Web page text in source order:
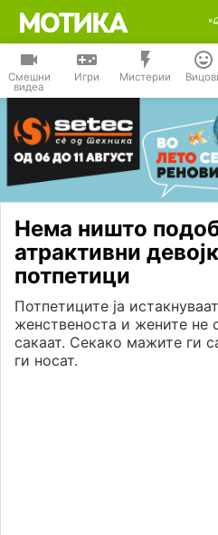
Смешни
видеа
Игри Мистерии
Нема ништо
атрактивни
потпетици
Потпетиците ја
женственоста и жените не
сакаат. Секако мажите ги
ги носат.